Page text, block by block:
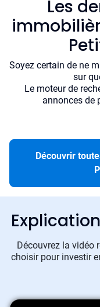
Les
Soyez certain de ne
sur
Le moteur de
annonces de
Découvrir
Découvrez la vidéo
choisir pour investir